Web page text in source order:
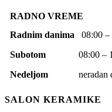
RADNO VREME
Radnim danima 08:00 –
Subotom 08:00 –
Nedeljom neradan
SALON KERAMIKE